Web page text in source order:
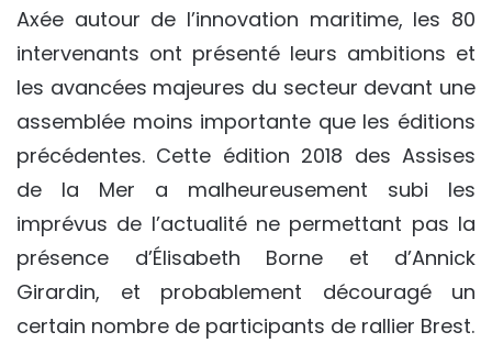
Axée autour de l’innovation maritime, les 80
intervenants ont présenté leurs ambitions et
les avancées majeures du secteur devant une
assemblée moins importante que les éditions
précédentes. Cette édition 2018 des Assises
de la Mer a malheureusement subi les
imprévus de l’actualité ne permettant pas la
présence d’Élisabeth Borne et d’Annick
Girardin, et probablement découragé un
certain nombre de participants de rallier Brest.